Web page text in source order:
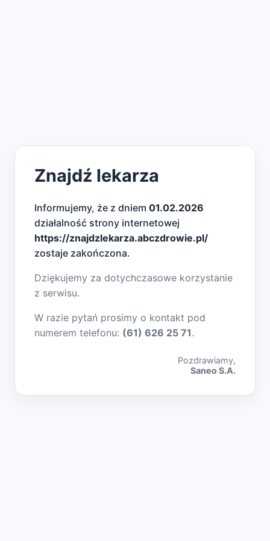
Znajdź lekarza
Informujemy, że z dniem 01.02.2026
działalność strony internetowej
https://znajdzlekarza.abczdrowie.pl/
zostaje zakończona.
Dziękujemy za dotychczasowe korzystanie
z serwisu.
W razie pytań prosimy o kontakt pod
numerem telefonu: (61) 626 25 71.
Pozdrawiamy,
Saneo S.A.